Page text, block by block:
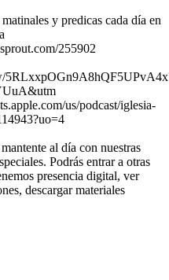
y predicas cada día en
255902
us/podcast/iglesia-
al día con nuestras
Podrás entrar a otras
presencia digital, ver
descargar materiales